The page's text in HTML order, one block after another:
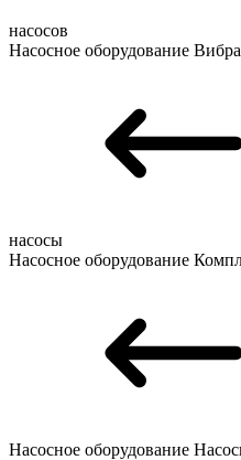
насосов
Насосное оборудование
насосы
Насосное оборудование
Насосное оборудование